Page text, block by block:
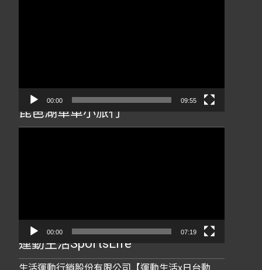
00:00 09:55
琵琶湖單車小旅行
00:00 07:19
運動生活SportsLife
生活運動行銷股份有限公司【運動生活x日台動